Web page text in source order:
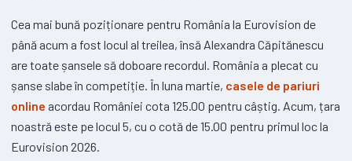
Cea mai bună poziționare pentru România la Eurovision de
până acum a fost locul al treilea, însă Alexandra Căpitănescu
are toate șansele să doboare recordul. România a plecat cu
șanse slabe în competiție. În luna martie, casele de pariuri
online acordau României cota 125.00 pentru câștig. Acum, țara
noastră este pe locul 5, cu o cotă de 15.00 pentru primul loc la
Eurovision 2026.